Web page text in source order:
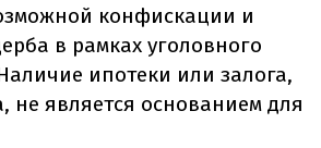
конфискации и
в рамках уголовного
ипотеки или залога,
не является основанием для